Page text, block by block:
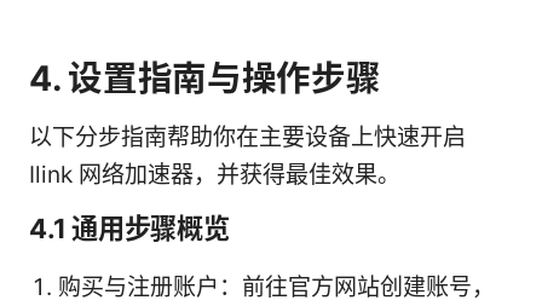
4. 设置指南与操作步骤
以下分步指南帮助你在主要设备上快速开启
Ilink 网络加速器，并获得最佳效果。
4.1 通用步骤概览
购买与注册账户：前往官方网站创建账号，